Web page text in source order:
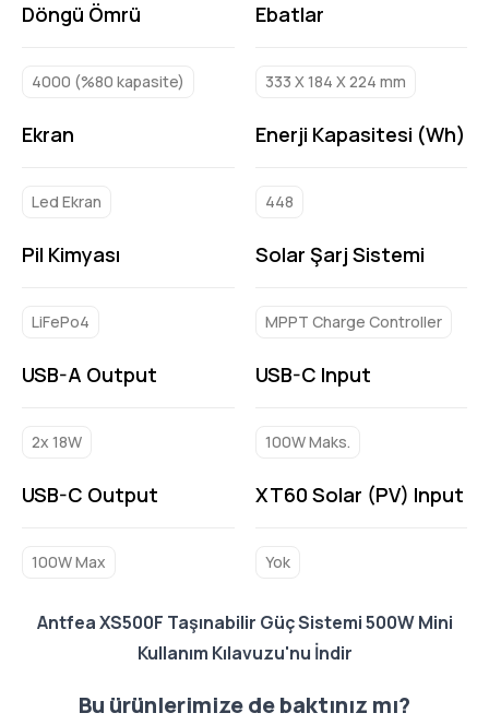
Döngü Ömrü
4000 (%80 kapasite)
Ebatlar
333 X 184 X 224 mm
Ekran
Led Ekran
Enerji Kapasitesi (Wh)
448
Pil Kimyası
LiFePo4
Solar Şarj Sistemi
MPPT Charge Controller
USB-A Output
2x 18W
USB-C Input
100W Maks.
USB-C Output
100W Max
XT60 Solar (PV) Input
Yok
Antfea XS500F Taşınabilir Güç Sistemi 500W Mini
Kullanım Kılavuzu'nu İndir
Bu ürünlerimize de baktınız mı?